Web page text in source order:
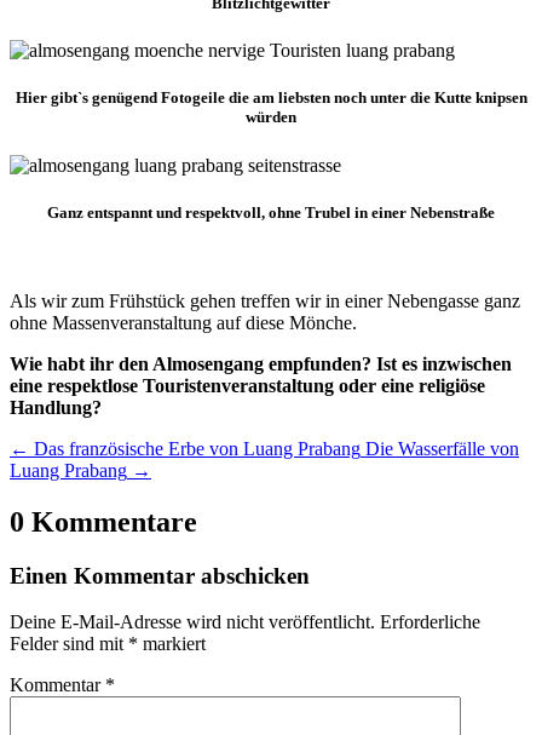
Hier gibt`s genügend Fotogeile die am liebsten noch unter die Kutte knipsen
würden
Ganz entspannt und respektvoll, ohne Trubel in einer Nebenstraße
Als wir zum Frühstück gehen treffen wir in einer Nebengasse ganz
ohne Massenveranstaltung auf diese Mönche.
Wie habt ihr den Almosengang empfunden? Ist es inzwischen
eine respektlose Touristenveranstaltung oder eine religiöse
Handlung?
← Das französische Erbe von Luang Prabang Die Wasserfälle von
Luang Prabang →
0 Kommentare
Einen Kommentar abschicken
Deine E-Mail-Adresse wird nicht veröffentlicht. Erforderliche
Felder sind mit * markiert
Kommentar *